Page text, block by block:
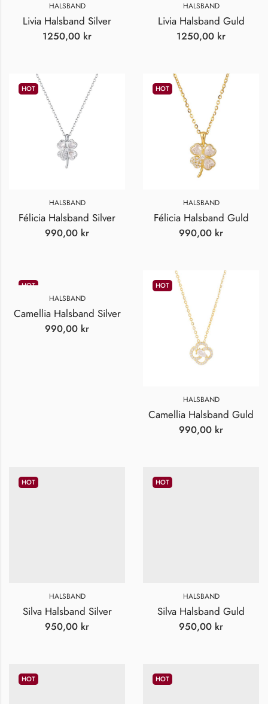
HALSBAND
Livia Halsband Silver
1250,00 kr
HALSBAND
Livia Halsband Guld
1250,00 kr
HOT
HALSBAND
Félicia Halsband Silver
990,00 kr
HOT
HALSBAND
Félicia Halsband Guld
990,00 kr
HOT
HALSBAND
Camellia Halsband Silver
990,00 kr
HOT
HALSBAND
Camellia Halsband Guld
990,00 kr
HOT
HALSBAND
Silva Halsband Silver
950,00 kr
HOT
HALSBAND
Silva Halsband Guld
950,00 kr
HOT HOT